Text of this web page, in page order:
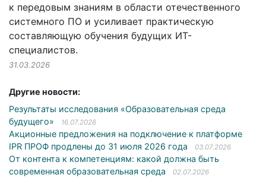
к передовым знаниям в области отечественного
системного ПО и усиливает практическую
составляющую обучения будущих ИТ-
специалистов.
31.03.2026
Другие новости:
Результаты исследования «Образовательная среда
будущего»
16.07.2026
Акционные предложения на подключение к платформе
IPR ПРОФ продлены до 31 июля 2026 года
03.07.2026
От контента к компетенциям: какой должна быть
современная образовательная среда
02.07.2026